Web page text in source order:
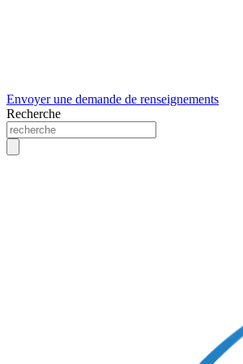
Envoyer une demande de renseignements
Recherche